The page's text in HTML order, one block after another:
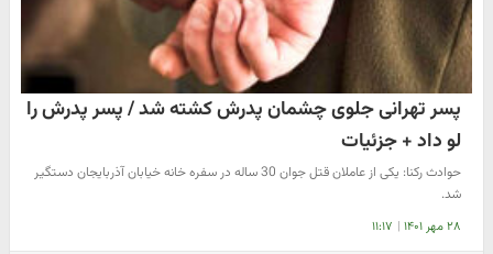
پسر تهرانی جلوی چشمان پدرش کشته شد / پسر پدرش را
لو داد + جزئیات
حوادث رکنا: یکی از عاملان قتل جوان 30 ساله در سفره خانه خیابان آذربایجان دستگیر
شد.
۲۸ مهر ۱۴۰۱ | ۱۱:۱۷